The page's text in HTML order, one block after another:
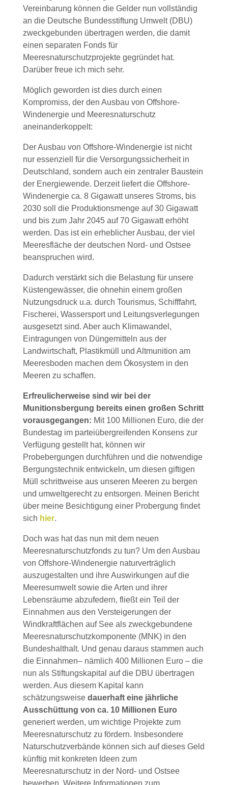
Vereinbarung können die Gelder nun vollständig
an die Deutsche Bundesstiftung Umwelt (DBU)
zweckgebunden übertragen werden, die damit
einen separaten Fonds für
Meeresnaturschutzprojekte gegründet hat.
Darüber freue ich mich sehr.
Möglich geworden ist dies durch einen
Kompromiss, der den Ausbau von Offshore-
Windenergie und Meeresnaturschutz
aneinanderkoppelt:
Der Ausbau von Offshore-Windenergie ist nicht
nur essenziell für die Versorgungssicherheit in
Deutschland, sondern auch ein zentraler Baustein
der Energiewende. Derzeit liefert die Offshore-
Windenergie ca. 8 Gigawatt unseres Stroms, bis
2030 soll die Produktionsmenge auf 30 Gigawatt
und bis zum Jahr 2045 auf 70 Gigawatt erhöht
werden. Das ist ein erheblicher Ausbau, der viel
Meeresfläche der deutschen Nord- und Ostsee
beanspruchen wird.
Dadurch verstärkt sich die Belastung für unsere
Küstengewässer, die ohnehin einem großen
Nutzungsdruck u.a. durch Tourismus, Schifffahrt,
Fischerei, Wassersport und Leitungsverlegungen
ausgesetzt sind. Aber auch Klimawandel,
Eintragungen von Düngemitteln aus der
Landwirtschaft, Plastikmüll und Altmunition am
Meeresboden machen dem Ökosystem in den
Meeren zu schaffen.
Erfreulicherweise sind wir bei der
Munitionsbergung bereits einen großen Schritt
vorausgegangen: Mit 100 Millionen Euro, die der
Bundestag im parteiübergreifenden Konsens zur
Verfügung gestellt hat, können wir
Probebergungen durchführen und die notwendige
Bergungstechnik entwickeln, um diesen giftigen
Müll schrittweise aus unseren Meeren zu bergen
und umweltgerecht zu entsorgen. Meinen Bericht
über meine Besichtigung einer Probergung findet
sich hier.
Doch was hat das nun mit dem neuen
Meeresnaturschutzfonds zu tun? Um den Ausbau
von Offshore-Windenergie naturverträglich
auszugestalten und ihre Auswirkungen auf die
Meeresumwelt sowie die Arten und ihrer
Lebensräume abzufedern, fließt ein Teil der
Einnahmen aus den Versteigerungen der
Windkraftflächen auf See als zweckgebundene
Meeresnaturschutzkomponente (MNK) in den
Bundeshalthalt. Und genau daraus stammen auch
die Einnahmen– nämlich 400 Millionen Euro – die
nun als Stiftungskapital auf die DBU übertragen
werden. Aus diesem Kapital kann
schätzungsweise dauerhaft eine jährliche
Ausschüttung von ca. 10 Millionen Euro
generiert werden, um wichtige Projekte zum
Meeresnaturschutz zu fördern. Insbesondere
Naturschutzverbände können sich auf dieses Geld
künftig mit konkreten Ideen zum
Meeresnaturschutz in der Nord- und Ostsee
bewerben. Weitere Informationen zum